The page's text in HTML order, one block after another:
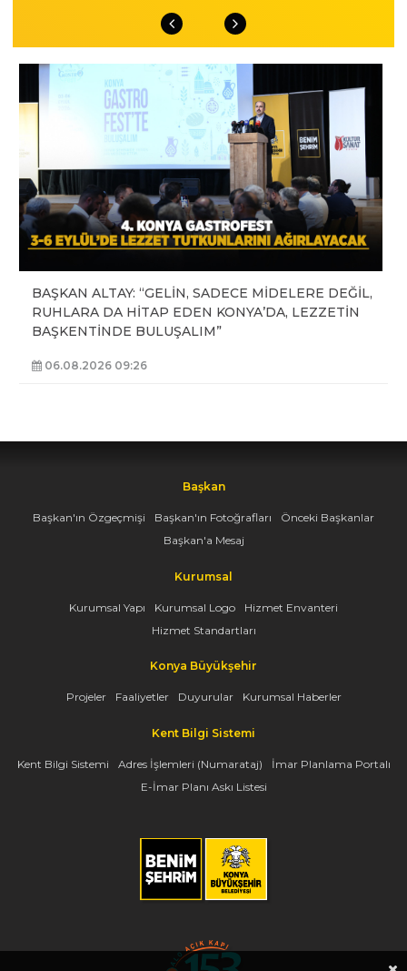
BAŞKAN ALTAY: “GELİN, SADECE MİDELERE DEĞİL,
RUHLARA DA HİTAP EDEN KONYA’DA, LEZZETİN
BAŞKENTİNDE BULUŞALIM”
06.08.2026 09:26
Başkan
Başkan'ın Özgeçmişi Başkan'ın Fotoğrafları
Önceki Başkanlar
Başkan'a Mesaj
Kurumsal
Kurumsal Yapı Kurumsal Logo
Hizmet Envanteri
Hizmet Standartları
Konya Büyükşehir
Projeler Faaliyetler Duyurular Kurumsal Haberler
Kent Bilgi Sistemi
Kent Bilgi Sistemi Adres İşlemleri (Numarataj)
İmar Planlama Portalı
E-İmar Planı Askı Listesi